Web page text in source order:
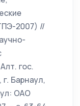
2007) //
гос.
Барнаул,
ОАО